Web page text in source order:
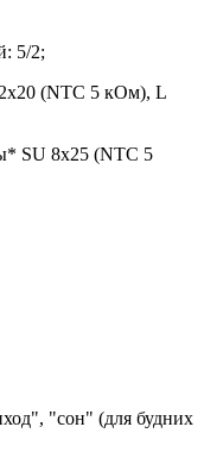
5/2;
2x20 (NTC 5 кОм), L
SU 8x25 (NTC 5
"сон" (для будних